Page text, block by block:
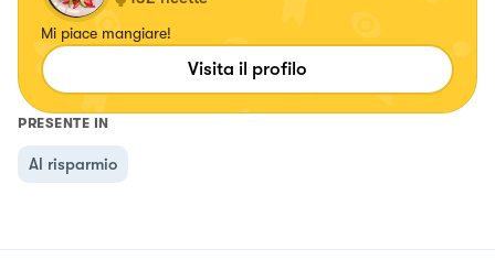
Mi piace mangiare!
Visita il profilo
PRESENTE IN
Al risparmio